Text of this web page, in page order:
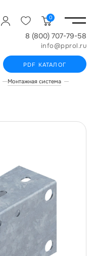
0
8 (800) 707-79-58
info@pprol.ru
PDF КАТАЛОГ
Монтажная система